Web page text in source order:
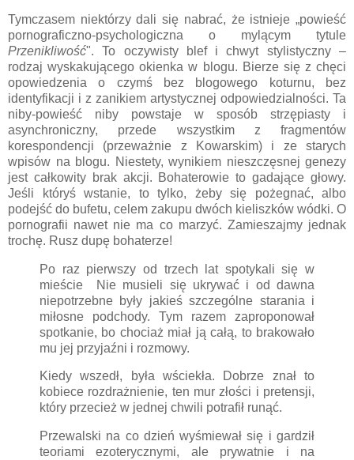
Tymczasem niektórzy dali się nabrać, że istnieje „powieść
pornograficzno-psychologiczna o mylącym tytule
Przenikliwość". To oczywisty blef i chwyt stylistyczny –
rodzaj wyskakującego okienka w blogu. Bierze się z chęci
opowiedzenia o czymś bez blogowego koturnu, bez
identyfikacji i z zanikiem artystycznej odpowiedzialności. Ta
niby-powieść niby powstaje w sposób strzępiasty i
asynchroniczny, przede wszystkim z fragmentów
korespondencji (przeważnie z Kowarskim) i ze starych
wpisów na blogu. Niestety, wynikiem nieszczęsnej genezy
jest całkowity brak akcji. Bohaterowie to gadające głowy.
Jeśli któryś wstanie, to tylko, żeby się pożegnać, albo
podejść do bufetu, celem zakupu dwóch kieliszków wódki. O
pornografii nawet nie ma co marzyć. Zamieszajmy jednak
trochę. Rusz dupę bohaterze!
Po raz pierwszy od trzech lat spotykali się w
mieście Nie musieli się ukrywać i od dawna
niepotrzebne były jakieś szczególne starania i
miłosne podchody. Tym razem zaproponował
spotkanie, bo chociaż miał ją całą, to brakowało
mu jej przyjaźni i rozmowy.
Kiedy wszedł, była wściekła. Dobrze znał to
kobiece rozdrażnienie, ten mur złości i pretensji,
który przecież w jednej chwili potrafił runąć.
Przewalski na co dzień wyśmiewał się i gardził
teoriami ezoterycznymi, ale prywatnie i na